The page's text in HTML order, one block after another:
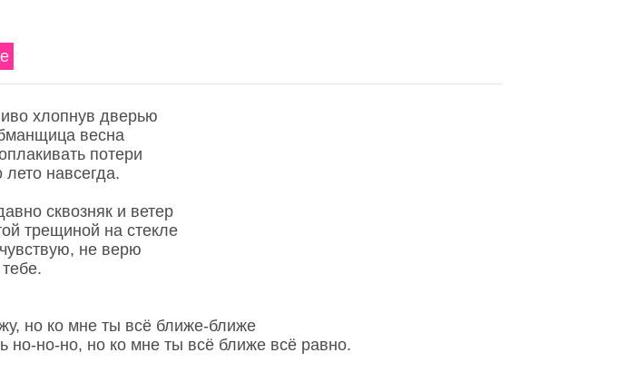
хлопнув дверью
весна
потери
лето навсегда.
сквозняк и ветер
трещиной на стекле
не верю
но ко мне ты всё ближе-ближе
но-но-но, но ко мне ты всё ближе всё равно.